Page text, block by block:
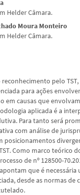
Helder Câmara.
Moura Monteiro
Helder Câmara.
pelo
para ações
em causas que
aplicada é a
Para tanto será
com análise de
posicionamentos
Como marco teórico
de nº 128500-
que é
desde as normas de